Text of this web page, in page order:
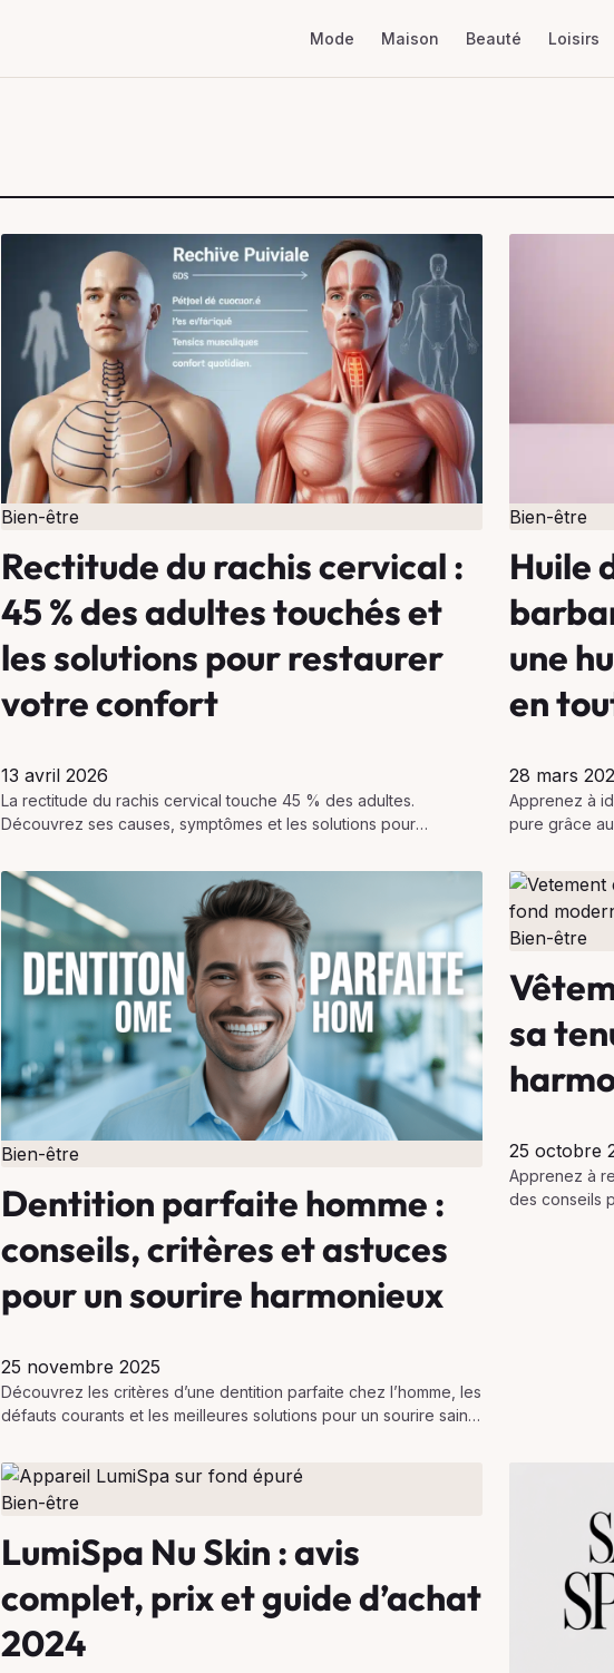
Mode Maison Beauté Loisirs
Bien-être
Rectitude du rachis cervical :
45 % des adultes touchés et
les solutions pour restaurer
votre confort
13 avril 2026
La rectitude du rachis cervical touche 45 % des adultes.
Découvrez ses causes, symptômes et les solutions pour
Bien-être
Huile
une
en
28 mars
Apprenez à
pure grâce
Bien-être
Dentition parfaite homme :
conseils, critères et astuces
pour un sourire harmonieux
25 novembre 2025
Découvrez les critères d’une dentition parfaite chez l’homme, les
défauts courants et les meilleures solutions pour un sourire sain,
Bien-être
sa
25 octobre
Apprenez à
des conseils
Bien-être
LumiSpa Nu Skin : avis
complet, prix et guide d’achat
2024